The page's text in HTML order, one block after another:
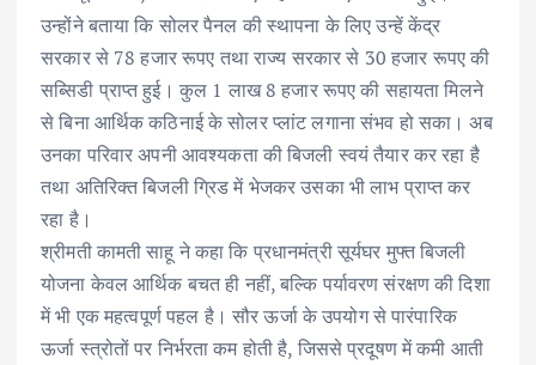
उन्होंने बताया कि सोलर पैनल की स्थापना के लिए उन्हें केंद्र
सरकार से 78 हजार रूपए तथा राज्य सरकार से 30 हजार रूपए की
सब्सिडी प्राप्त हुई। कुल 1 लाख 8 हजार रूपए की सहायता मिलने
से बिना आर्थिक कठिनाई के सोलर प्लांट लगाना संभव हो सका। अब
उनका परिवार अपनी आवश्यकता की बिजली स्वयं तैयार कर रहा है
तथा अतिरिक्त बिजली ग्रिड में भेजकर उसका भी लाभ प्राप्त कर
रहा है।
श्रीमती कामती साहू ने कहा कि प्रधानमंत्री सूर्यघर मुफ्त बिजली
योजना केवल आर्थिक बचत ही नहीं, बल्कि पर्यावरण संरक्षण की दिशा
में भी एक महत्वपूर्ण पहल है। सौर ऊर्जा के उपयोग से पारंपारिक
ऊर्जा स्त्रोतों पर निर्भरता कम होती है, जिससे प्रदूषण में कमी आती